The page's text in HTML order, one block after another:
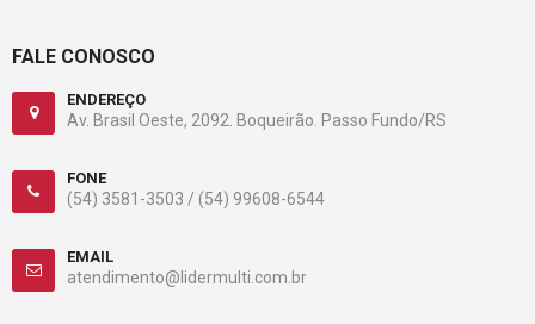
FALE CONOSCO
ENDEREÇO
Av. Brasil Oeste, 2092. Boqueirão. Passo Fundo/RS
FONE
(54) 3581-3503 / (54) 99608-6544
EMAIL
atendimento@lidermulti.com.br